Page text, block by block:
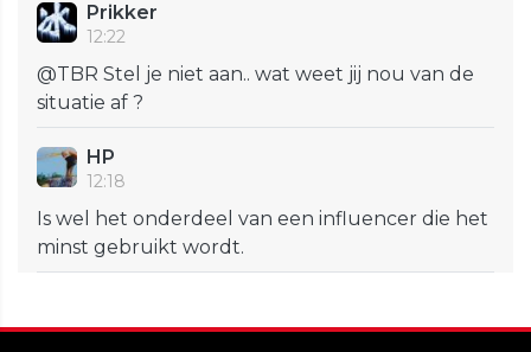
Prikker
12:22
@TBR Stel je niet aan.. wat weet jij nou van de
situatie af ?
HP
12:18
Is wel het onderdeel van een influencer die het
minst gebruikt wordt.